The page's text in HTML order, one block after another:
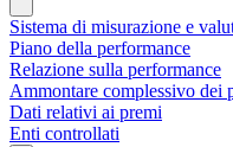
Sistema di misurazione e
Piano della performance
Relazione sulla performance
Ammontare complessivo dei
Dati relativi ai premi
Enti controllati